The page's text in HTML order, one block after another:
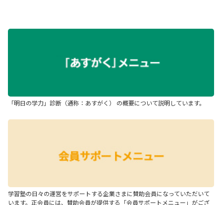
「明日の学力」診断（通称：あすがく） の概要について説明しています。
学習塾の日々の運営をサポートする企業さまに賛助会員になっていただいて
います。正会員には、賛助会員が提供する「会員サポートメニュー」がござ